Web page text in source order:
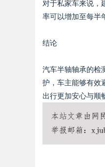
对于私家车来说，
率可以增加至每半
结论
汽车半轴轴承的检
护，车主能够有效
出行更加安心与顺